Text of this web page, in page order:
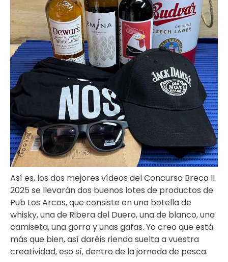
Así es, los dos mejores vídeos del Concurso Breca II
2025 se llevarán dos buenos lotes de productos de
Pub Los Arcos, que consiste en una botella de
whisky, una de Ribera del Duero, una de blanco, una
camiseta, una gorra y unas gafas. Yo creo que está
más que bien, así daréis rienda suelta a vuestra
creatividad, eso sí, dentro de la jornada de pesca.